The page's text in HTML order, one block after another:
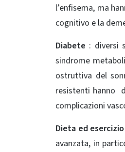
l’enfisema, ma
cognitivo e la
Diabete : diversi
sindrome
ostruttiva del
resistenti hanno
complicazioni
Dieta ed
avanzata, in